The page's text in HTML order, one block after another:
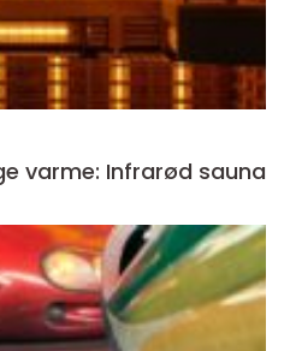
varme: Infrarød sauna